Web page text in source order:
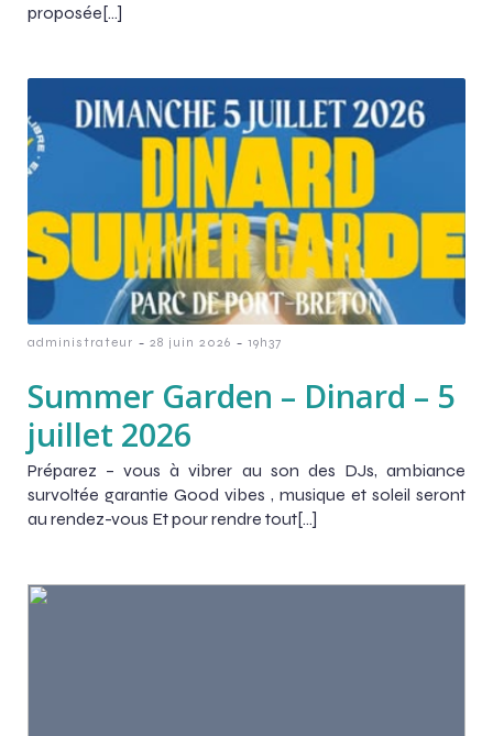
proposée[…]
administrateur - 28 juin 2026 - 19h37
Summer Garden – Dinard – 5
juillet 2026
Préparez – vous à vibrer au son des DJs, ambiance
survoltée garantie Good vibes , musique et soleil seront
au rendez-vous Et pour rendre tout[…]